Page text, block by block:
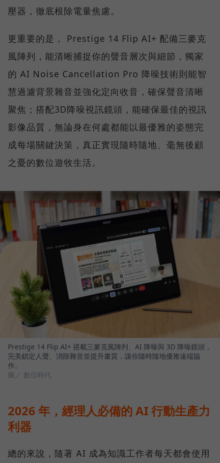
壓器，徹底根除電量焦慮。
更重要的是， Prestige 14 Flip AI+ 配備三麥克
風陣列，能清晰捕捉你的聲音層次與細節，獨家
的 AI Noise Cancellation Pro 降噪技術則能智
慧過濾背景雜音並強化定向收音，確保聲音清晰
聚焦；搭配3D降噪視訊鏡頭，能確保最佳的視訊
影像品質，無論身在何處都能以最優雅的姿態完
成每場關鍵決策，真正實現隨時隨地、毫無後顧
之憂的數位遊牧生活。
Prestige 14 Flip AI+ 搭載三麥克風陣列、AI 降噪與 3D 降噪鏡頭，
完美鎖定人聲、消除雜音並提升畫質，讓你隨時隨地優雅遠端協
作。
圖／ 數位時代
2026 年，經理人必備的 AI 行動生產力
利器
總的來說，隨著 AI 成為知識工作者每天都會使用